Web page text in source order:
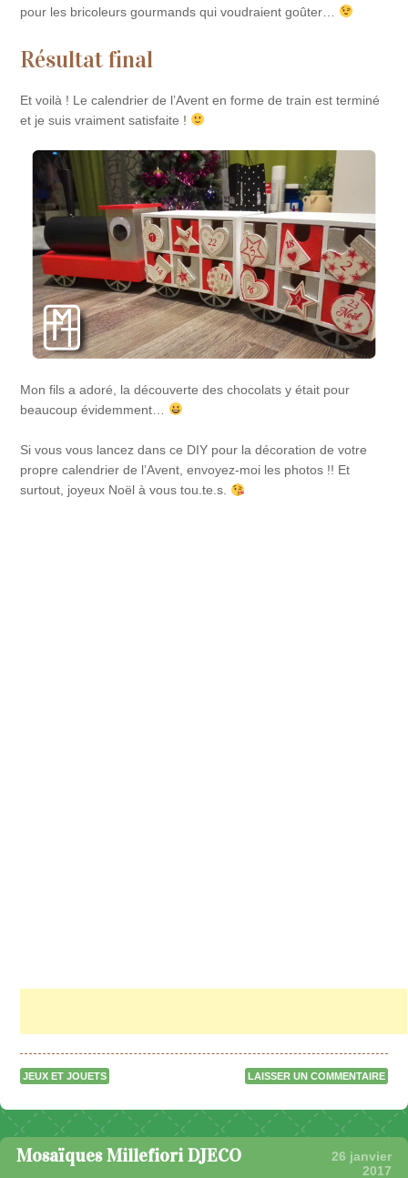
pour les bricoleurs gourmands qui voudraient goûter…
Résultat final
Et voilà ! Le calendrier de l’Avent en forme de train est terminé
et je suis vraiment satisfaite !
Mon fils a adoré, la découverte des chocolats y était pour
beaucoup évidemment…
Si vous vous lancez dans ce DIY pour la décoration de votre
propre calendrier de l’Avent, envoyez-moi les photos !! Et
surtout, joyeux Noël à vous tou.te.s.
JEUX ET JOUETS LAISSER UN COMMENTAIRE
Mosaïques Millefiori DJECO
26 janvier
2017